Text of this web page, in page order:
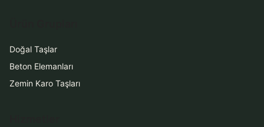
Doğal Taşlar
Beton Elemanları
Zemin Karo Taşları